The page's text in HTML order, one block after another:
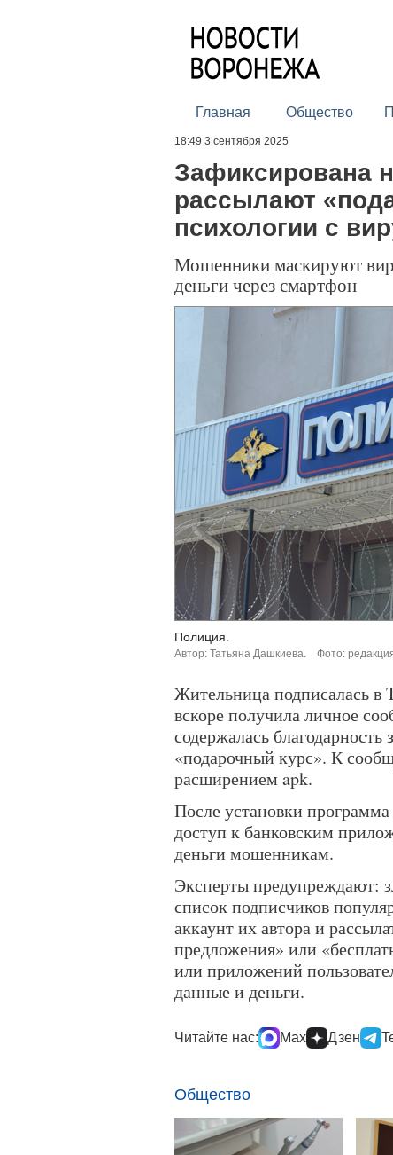
Главная Общество
18:49 3 сентября 2025
Зафиксирована
рассылают
психологии с
Мошенники маскируют
деньги через смартфон
Полиция.
Автор: Татьяна Дашкиева. Фото:
Жительница подписалась в
вскоре получила личное
содержалась
«подарочный курс». К
расширением apk.
После установки
доступ к банковским
деньги мошенникам.
Эксперты предупреждают:
список подписчиков
аккаунт их автора и
предложения» или
или приложений
данные и деньги.
Читайте нас: Max Дзен
Общество